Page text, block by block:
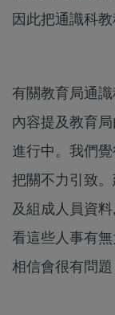
因此把通識科
有關教育局通
內容提及教育
進行中。我們
把關不力引致
及組成人員資
看這些人事有
相信會很有問